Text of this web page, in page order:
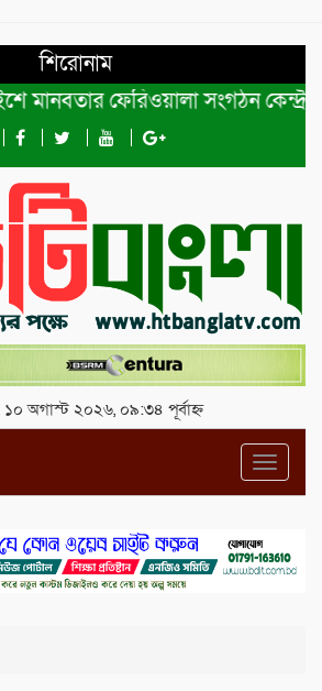
শিরোনাম
ফেরিওয়ালা সংগঠন কেন্দ্রীয়
১০ অগাস্ট ২০২৬, ০৯:৩৪ পূর্বাহ্ন